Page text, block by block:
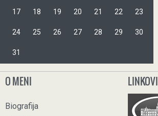
17 18 19 20 21 22 23
24 25 26 27 28 29 30
31
O MENI
Biografija
LINKOVI